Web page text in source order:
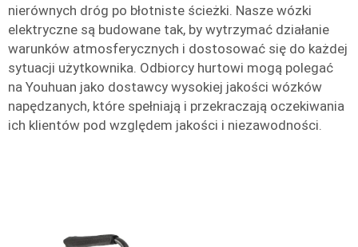
nierównych dróg po błotniste ścieżki. Nasze wózki
elektryczne są budowane tak, by wytrzymać działanie
warunków atmosferycznych i dostosować się do każdej
sytuacji użytkownika. Odbiorcy hurtowi mogą polegać
na Youhuan jako dostawcy wysokiej jakości wózków
napędzanych, które spełniają i przekraczają oczekiwania
ich klientów pod względem jakości i niezawodności.